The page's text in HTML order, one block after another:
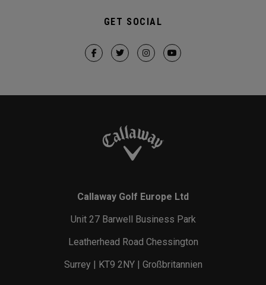
GET SOCIAL
Callaway Golf Europe Ltd
Unit 27 Barwell Business Park
Leatherhead Road Chessington
Surrey | KT9 2NY | Großbritannien